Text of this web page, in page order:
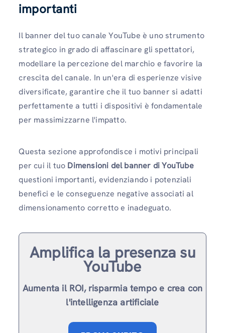
importanti
Il banner del tuo canale YouTube è uno strumento
strategico in grado di affascinare gli spettatori,
modellare la percezione del marchio e favorire la
crescita del canale. In un'era di esperienze visive
diversificate, garantire che il tuo banner si adatti
perfettamente a tutti i dispositivi è fondamentale
per massimizzarne l'impatto.
Questa sezione approfondisce i motivi principali
per cui il tuo Dimensioni del banner di YouTube
questioni importanti, evidenziando i potenziali
benefici e le conseguenze negative associati al
dimensionamento corretto e inadeguato.
Amplifica la presenza su
YouTube
Aumenta il ROI, risparmia tempo e crea con
l'intelligenza artificiale